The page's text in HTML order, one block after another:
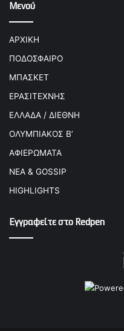
Μενού
ΑΡΧΙΚΗ
ΠΟΔΟΣΦΑΙΡΟ
ΜΠΑΣΚΕΤ
ΕΡΑΣΙΤΕΧΝΗΣ
ΕΛΛΑΔΑ / ΔΙΕΘΝΗ
ΟΛΥΜΠΙΑΚΟΣ Β’
ΑΦΙΕΡΩΜΑΤΑ
ΝΕΑ & GOSSIP
HIGHLIGHTS
Εγγραφείτε στο Redpen